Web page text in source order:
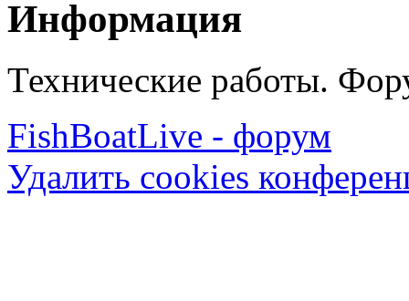
Информация
Технические работы.
FishBoatLive - форум
Удалить cookies